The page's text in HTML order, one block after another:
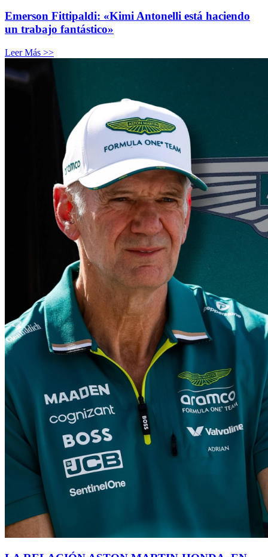
Emerson Fittipaldi: «Kimi Antonelli está haciendo
un trabajo fantástico»
Leer Más >>